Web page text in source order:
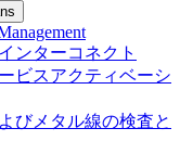
ンターコネクト
ビスアクティベーシ
びメタル線の検査と